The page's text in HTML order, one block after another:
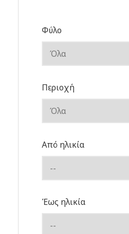
Φύλο
Περιοχή
Από ηλικία
Έως ηλικία